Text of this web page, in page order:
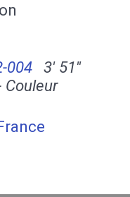
004
3' 51''